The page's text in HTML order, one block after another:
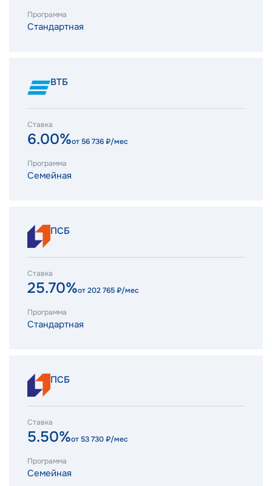
Программа
Стандартная
ВТБ
Ставка
6.00%от 56 736₽/мес
Программа
Семейная
ПСБ
Ставка
25.70%от202 765₽/мес
Программа
Стандартная
ПСБ
Ставка
5.50%от 53 730₽/мес
Программа
Семейная